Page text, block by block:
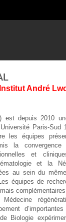
André
est depuis 2010
Paris-Sud
les équipes
la convergence
et
et la
au sein du
équipes de
Biologie